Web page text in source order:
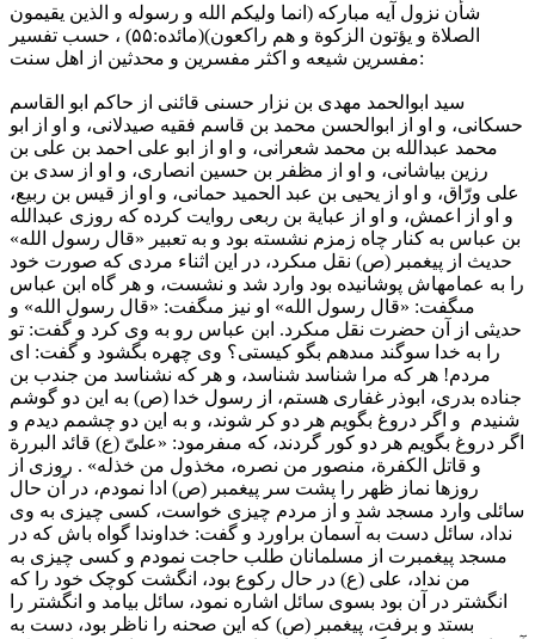
شأن نزول آیه مبارکه (انما ولیکم الله و رسوله و الذین یقیمون
الصلاة و یؤتون الزکوة و هم راکعون)(مائده:۵۵) ، حسب تفسیر
مفسرین شیعه و اکثر مفسرین و محدثین از اهل سنت:
سید ابوالحمد مهدى بن نزار حسنى قائنى از حاکم ابو القاسم
حسکانى، و او از ابوالحسن محمد بن قاسم فقیه صیدلانى، و او از ابو
محمد عبدالله بن محمد شعرانى، و او از ابو على احمد بن على بن
رزین بیاشانى، و او از مظفر بن حسین انصارى، و او از سدى بن
على ورّاق، و او از یحیى بن عبد الحمید حمانى، و او از قیس بن ربیع،
و او از اعمش، و او از عبایة بن ربعى روایت کرده که روزى عبدالله
بن عباس به کنار چاه زمزم نشسته بود و به تعبیر «قال رسول الله»
حدیث از پیغمبر (ص) نقل مىکرد، در این اثناء مردى که صورت خود
را به عمامهاش پوشانیده بود وارد شد و نشست، و هر گاه ابن عباس
مىگفت: «قال رسول الله» او نیز مىگفت: «قال رسول الله» و
حدیثى از آن حضرت نقل مىکرد. ابن عباس رو به وى کرد و گفت: تو
را به خدا سوگند مىدهم بگو کیستى؟ وى چهره بگشود و گفت: اى
مردم! هر که مرا شناسد شناسد، و هر که نشناسد من جندب بن
جناده بدرى، ابوذر غفارى هستم، از رسول خدا (ص) به این دو گوشم
شنیدم و اگر دروغ بگویم هر دو کر شوند، و به این دو چشمم دیدم و
اگر دروغ بگویم هر دو کور گردند، که مىفرمود: «علىّ (ع) قائد البررة
و قاتل الکفرة، منصور من نصره، مخذول من خذله» . روزى از
روزها نماز ظهر را پشت سر پیغمبر (ص) ادا نمودم، در آن حال
سائلى وارد مسجد شد و از مردم چیزى خواست، کسى چیزى به وى
نداد، سائل دست به آسمان براورد و گفت: خداوندا گواه باش که در
مسجد پیغمبرت از مسلمانان طلب حاجت نمودم و کسى چیزى به
من نداد، على (ع) در حال رکوع بود، انگشت کوچک خود را که
انگشتر در آن بود بسوى سائل اشاره نمود، سائل بیامد و انگشتر را
بستد و برفت، پیغمبر (ص) که این صحنه را ناظر بود، دست به